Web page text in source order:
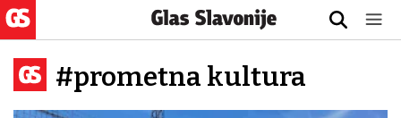
#prometna kultura